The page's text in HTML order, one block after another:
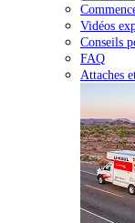
Vidéos
Conseils
FAQ
Attaches